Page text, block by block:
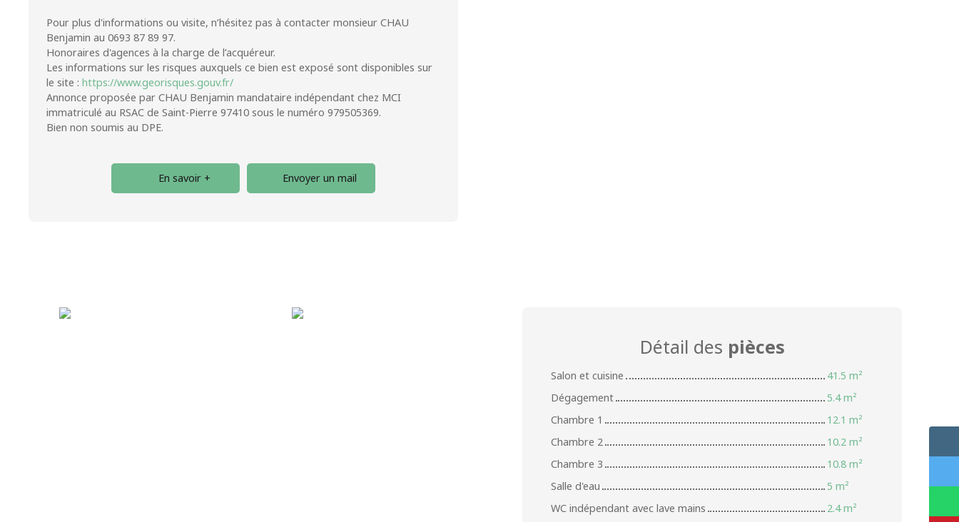
Pour plus d'informations ou visite, n’hésitez pas à contacter monsieur CHAU
Benjamin au 0693 87 89 97.
Honoraires d'agences à la charge de l’acquéreur.
Les informations sur les risques auxquels ce bien est exposé sont disponibles sur
le site : https://www.georisques.gouv.fr/
Annonce proposée par CHAU Benjamin mandataire indépendant chez MCI
immatriculé au RSAC de Saint-Pierre 97410 sous le numéro 979505369.
Bien non soumis au DPE.
En savoir + Envoyer un mail
Détail des pièces
Salon et cuisine
41.5 m²
Dégagement
5.4 m²
Chambre 1
12.1 m²
Chambre 2
10.2 m²
Chambre 3
10.8 m²
Salle d'eau
5 m²
WC indépendant avec lave mains
2.4 m²